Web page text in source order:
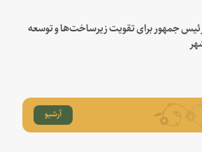
جمهور برای تقویت زیرساخت‌ها و توسعه
آرشیو